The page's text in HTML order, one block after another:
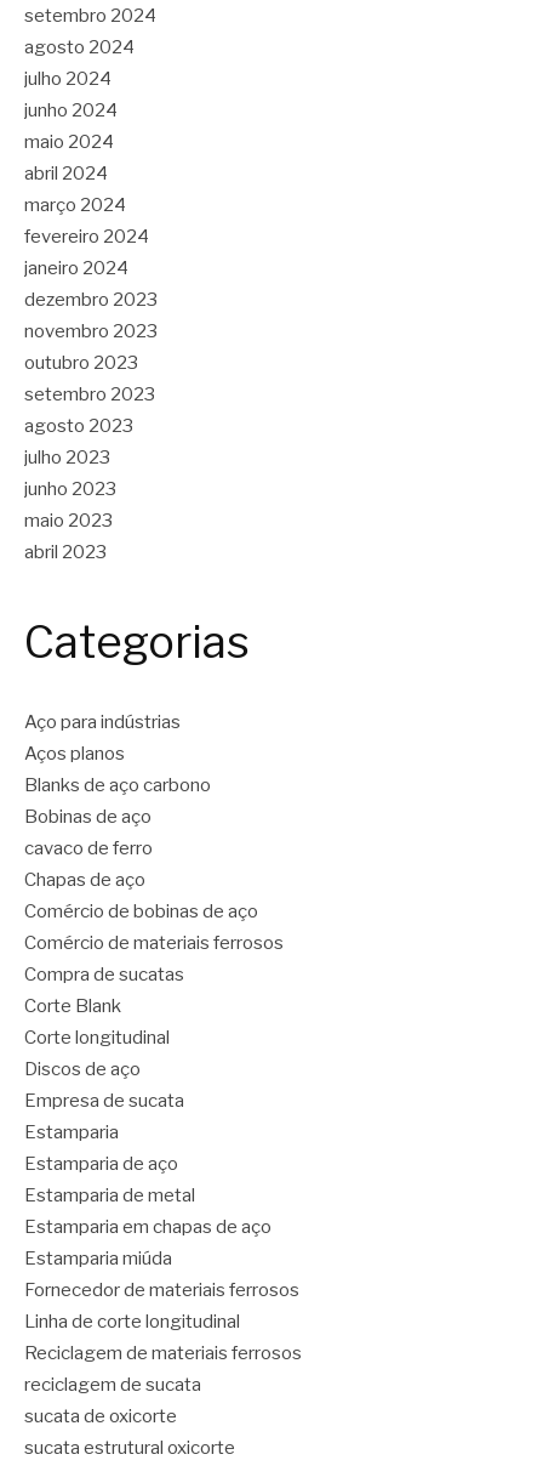
setembro 2024
agosto 2024
julho 2024
junho 2024
maio 2024
abril 2024
março 2024
fevereiro 2024
janeiro 2024
dezembro 2023
novembro 2023
outubro 2023
setembro 2023
agosto 2023
julho 2023
junho 2023
maio 2023
abril 2023
Categorias
Aço para indústrias
Aços planos
Blanks de aço carbono
Bobinas de aço
cavaco de ferro
Chapas de aço
Comércio de bobinas de aço
Comércio de materiais ferrosos
Compra de sucatas
Corte Blank
Corte longitudinal
Discos de aço
Empresa de sucata
Estamparia
Estamparia de aço
Estamparia de metal
Estamparia em chapas de aço
Estamparia miúda
Fornecedor de materiais ferrosos
Linha de corte longitudinal
Reciclagem de materiais ferrosos
reciclagem de sucata
sucata de oxicorte
sucata estrutural oxicorte